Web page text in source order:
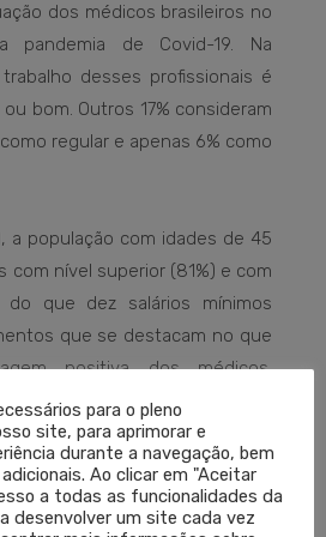
dos médicos brasileiros no
pandemia de Covid-19. Na
desses profissionais é
bom. Outros 17% consideram
regular e apenas 6% como
a população com idades de 45
com nível superior (81%) e com
do que dez salários mínimos
que se destacam no que
positiva dos médicos.
bom conceito não apresenta
região, ficando, em média,
avaliação do trabalho dos
para o pleno
site, para aprimorar e
durante a navegação, bem
Ao clicar em "Aceitar
a todas as funcionalidades da
desenvolver um site cada vez